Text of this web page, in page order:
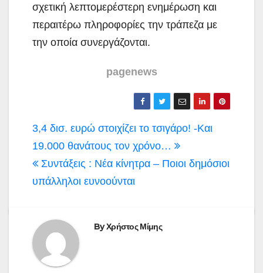
σχετική λεπτομερέστερη ενημέρωση και
περαιτέρω πληροφορίες την τράπεζα με
την οποία συνεργάζονται.
pagenews
Πλοήγηση
άρθρων
3,4 δισ. ευρώ στοιχίζει το τσιγάρο! -Και
19.000 θανάτους τον χρόνο…
Συντάξεις : Νέα κίνητρα – Ποιοι δημόσιοι
υπάλληλοι ευνοούνται
ByΧρήστος Μίμης